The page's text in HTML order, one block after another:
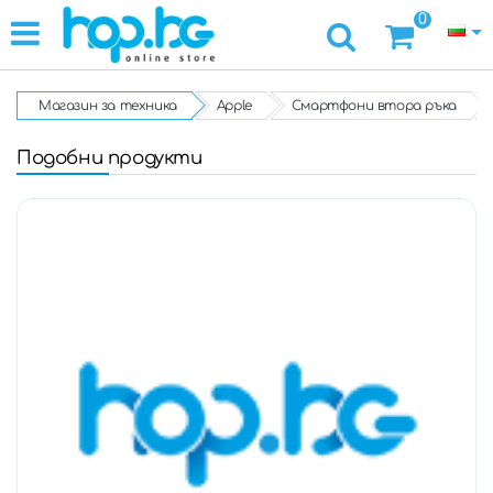
0
Магазин за техника Apple Смартфони втора ръка
Подобни продукти